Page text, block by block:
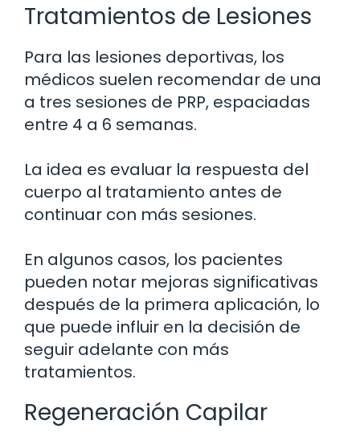
Tratamientos de Lesiones
Para las lesiones deportivas, los
médicos suelen recomendar de una
a tres sesiones de PRP, espaciadas
entre 4 a 6 semanas.
La idea es evaluar la respuesta del
cuerpo al tratamiento antes de
continuar con más sesiones.
En algunos casos, los pacientes
pueden notar mejoras significativas
después de la primera aplicación, lo
que puede influir en la decisión de
seguir adelante con más
tratamientos.
Regeneración Capilar